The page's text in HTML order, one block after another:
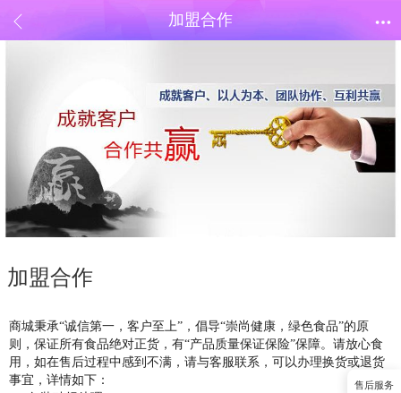
加盟合作
加盟合作
商城秉承“诚信第一，客户至上”，倡导“崇尚健康，绿色食品”的原
则，保证所有食品绝对正货，有“产品质量保证保险”保障。请放心食
用，如在售后过程中感到不满，请与客服联系，可以办理换货或退货
事宜，详情如下：
售后服务